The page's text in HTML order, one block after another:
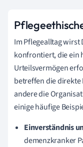
Im Pflegealltag
konfrontiert, die ein
Urteilsvermögen
betreffen die
andere die
einige häufige
Einverständnis
demenzkranker